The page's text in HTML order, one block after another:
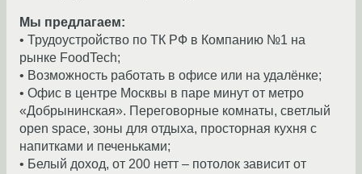
Мы предлагаем:
• Трудоустройство по ТК РФ в Компанию №1 на
рынке FoodTech;
• Возможность работать в офисе или на удалёнке;
• Офис в центре Москвы в паре минут от метро
«Добрынинская». Переговорные комнаты, светлый
open space, зоны для отдыха, просторная кухня с
напитками и печеньками;
• Белый доход, от 200 нетт – потолок зависит от